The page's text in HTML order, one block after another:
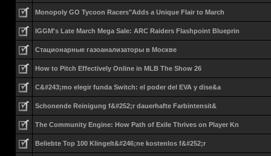
Monopoly GO Tycoon Racers"Adds a Unique Flair to March
IGGM's Late March Mega Sale: ARC Raiders Flashpoint Blueprin
Стационарные газоанализаторы в Москве
How to Pitch Effectively Online in MLB The Show 26
C&#243;mo elegir funda Switch: el poder del EVA y dise&a
Schonende Reinigung f&#252;r dauerhafte Farbintensit&
The Community Engine: How Path of Exile Thrives on Player Kn
Beliebte Top 100 Klingelt&#246;ne kostenlos f&#252;r